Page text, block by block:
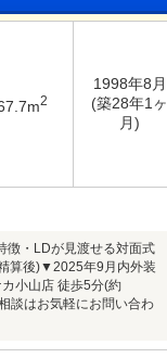
2
1998年8月
(築28年1ヶ
月)
徴・LDが見渡せる対面式
算後)▼2025年9月内外装
小山店 徒歩5分(約
はお気軽にお問い合わ